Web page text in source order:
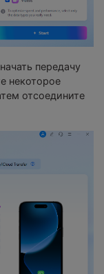
передачу
некоторое
отсоедините